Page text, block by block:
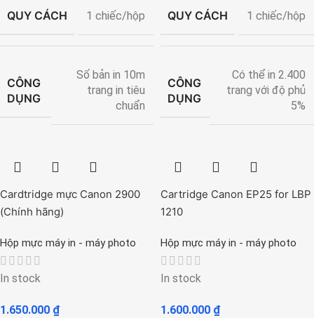
QUY CÁCH 1 chiếc/hộp
CÔNG
DỤNG
Số bản in 10m
trang in tiêu
chuẩn
QUY CÁCH 1 chiếc/hộp
CÔNG
DỤNG
Có thể in 2.400
trang với độ phủ
5%
Cardtridge mực Canon 2900
(Chính hãng)
Hộp mực máy in - máy photo
In stock
1.650.000 ₫
Cartridge Canon EP25 for LBP
1210
Hộp mực máy in - máy photo
In stock
1.600.000 ₫